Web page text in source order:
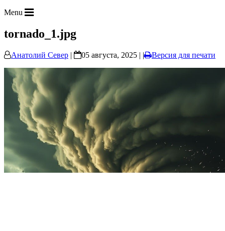
Menu
tornado_1.jpg
Анатолий Север | 05 августа, 2025 | | Версия для печати